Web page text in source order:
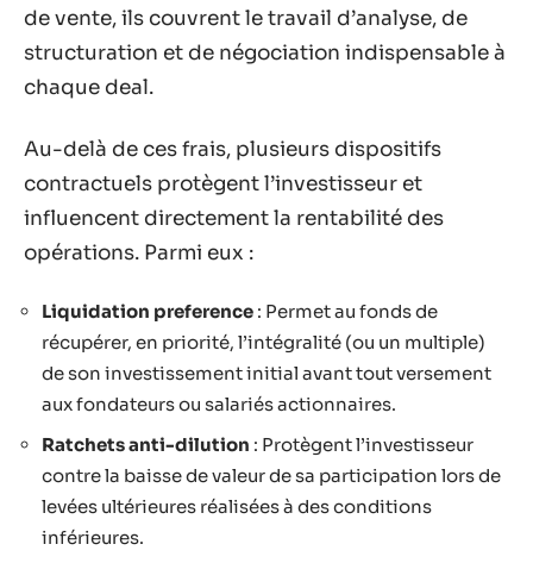
de vente, ils couvrent le travail d’analyse, de
structuration et de négociation indispensable à
chaque deal.
Au-delà de ces frais, plusieurs dispositifs
contractuels protègent l’investisseur et
influencent directement la rentabilité des
opérations. Parmi eux :
Liquidation preference : Permet au fonds de
récupérer, en priorité, l’intégralité (ou un multiple)
de son investissement initial avant tout versement
aux fondateurs ou salariés actionnaires.
Ratchets anti-dilution : Protègent l’investisseur
contre la baisse de valeur de sa participation lors de
levées ultérieures réalisées à des conditions
inférieures.